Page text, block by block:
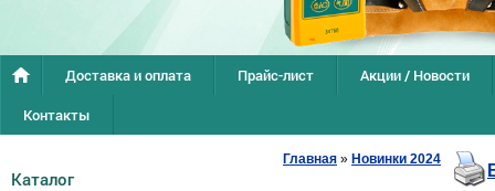
Доставка и оплата Прайс-лист
Акции / Новости
Контакты
Каталог
Главная » Новинки 2024